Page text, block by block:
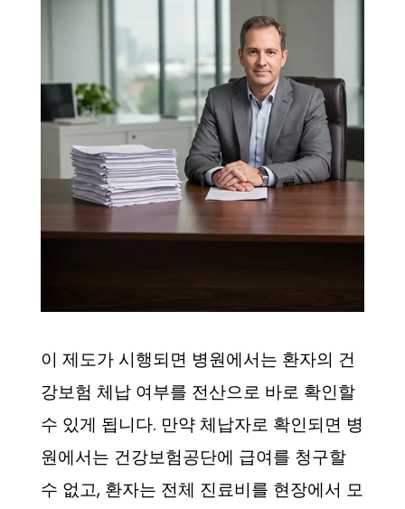
이 제도가 시행되면 병원에서는 환자의 건
강보험 체납 여부를 전산으로 바로 확인할
수 있게 됩니다. 만약 체납자로 확인되면 병
원에서는 건강보험공단에 급여를 청구할
수 없고, 환자는 전체 진료비를 현장에서 모